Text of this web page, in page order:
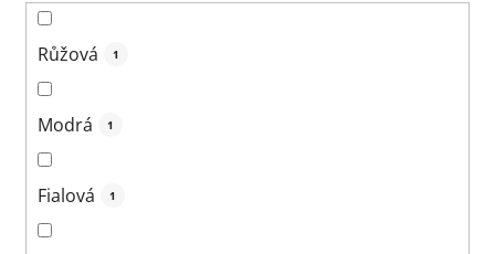
Růžová 1
Modrá 1
Fialová 1